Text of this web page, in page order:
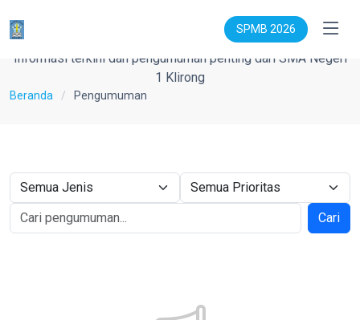
SPMB 2026
Pengumuman
Informasi terkini dan pengumuman penting dari SMA Negeri
1 Klirong
Beranda Pengumuman
Cari